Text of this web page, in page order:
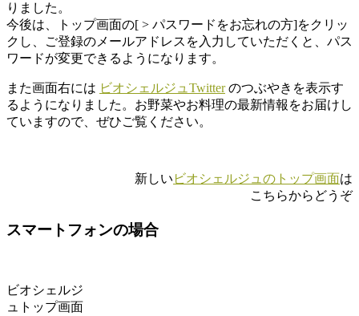
りました。
今後は、トップ画面の[ > パスワードをお忘れの方]をクリッ
クし、ご登録のメールアドレスを入力していただくと、パス
ワードが変更できるようになります。
また画面右には ビオシェルジュTwitterのつぶやきを表示す
るようになりました。お野菜やお料理の最新情報をお届けし
ていますので、ぜひご覧ください。
新しい ビオシェルジュのトップ画面は
こちらからどうぞ
スマートフォンの場合
ビオシェルジ
ュトップ画面